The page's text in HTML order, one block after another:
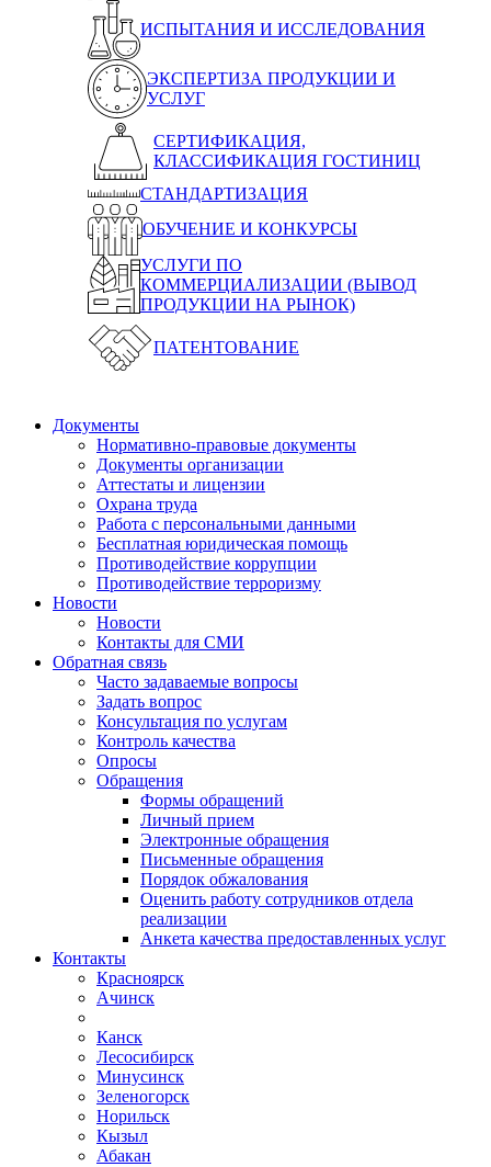
ИСПЫТАНИЯ И ИССЛЕДОВАНИЯ
ЭКСПЕРТИЗА ПРОДУКЦИИ И
УСЛУГ
СЕРТИФИКАЦИЯ,
КЛАССИФИКАЦИЯ ГОСТИНИЦ
СТАНДАРТИЗАЦИЯ
ОБУЧЕНИЕ И КОНКУРСЫ
УСЛУГИ ПО
КОММЕРЦИАЛИЗАЦИИ (ВЫВОД
ПРОДУКЦИИ НА РЫНОК)
ПАТЕНТОВАНИЕ
Документы
Нормативно-правовые документы
Документы организации
Аттестаты и лицензии
Охрана труда
Работа с персональными данными
Бесплатная юридическая помощь
Противодействие коррупции
Противодействие терроризму
Новости
Новости
Контакты для СМИ
Обратная связь
Часто задаваемые вопросы
Задать вопрос
Консультация по услугам
Контроль качества
Опросы
Обращения
Формы обращений
Личный прием
Электронные обращения
Письменные обращения
Порядок обжалования
Оценить работу сотрудников отдела
реализации
Анкета качества предоставленных услуг
Контакты
Красноярск
Ачинск
Канск
Лесосибирск
Минусинск
Зеленогорск
Норильск
Кызыл
Абакан